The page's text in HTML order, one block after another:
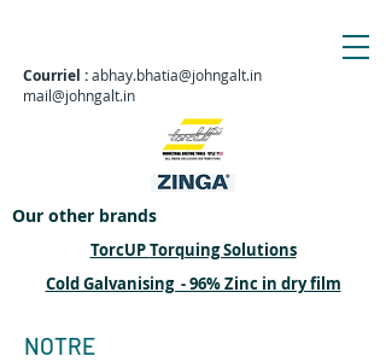
Courriel :abhay.bhatia@johngalt.in
mail@johngalt.in
Our other brands
TorcUPTorquing Solutions
Cold Galvanising - 96% Zinc in dry film
NOTRE